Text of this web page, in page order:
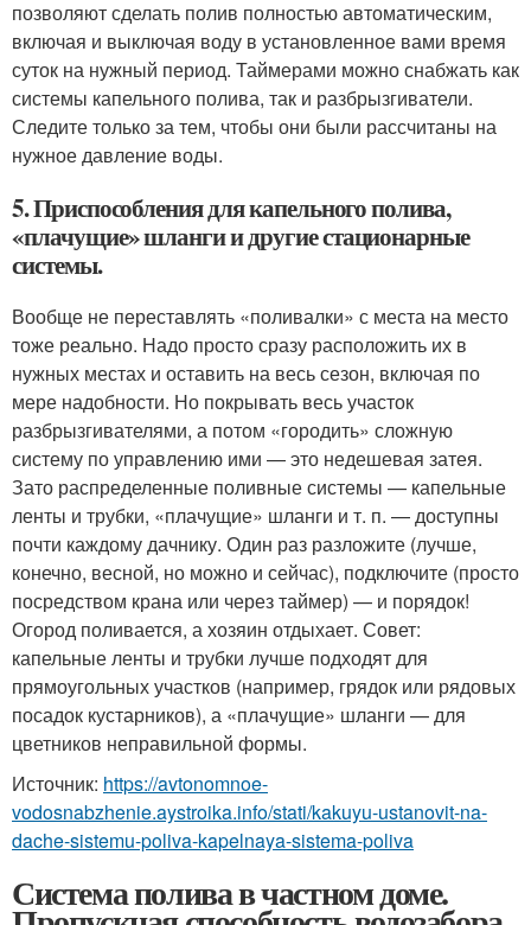
позволяют сделать полив полностью автоматическим,
включая и выключая воду в установленное вами время
суток на нужный период. Таймерами можно снабжать как
системы капельного полива, так и разбрызгиватели.
Следите только за тем, чтобы они были рассчитаны на
нужное давление воды.
5. Приспособления для капельного полива,
«плачущие» шланги и другие стационарные
системы.
Вообще не переставлять «поливалки» с места на место
тоже реально. Надо просто сразу расположить их в
нужных местах и оставить на весь сезон, включая по
мере надобности. Но покрывать весь участок
разбрызгивателями, а потом «городить» сложную
систему по управлению ими — это недешевая затея.
Зато распределенные поливные системы — капельные
ленты и трубки, «плачущие» шланги и т. п. — доступны
почти каждому дачнику. Один раз разложите (лучше,
конечно, весной, но можно и сейчас), подключите (просто
посредством крана или через таймер) — и порядок!
Огород поливается, а хозяин отдыхает. Совет:
капельные ленты и трубки лучше подходят для
прямоугольных участков (например, грядок или рядовых
посадок кустарников), а «плачущие» шланги — для
цветников неправильной формы.
Источник: https://avtonomnoe-
vodosnabzhenie.aystroika.info/stati/kakuyu-ustanovit-na-
dache-sistemu-poliva-kapelnaya-sistema-poliva
Система полива в частном доме.